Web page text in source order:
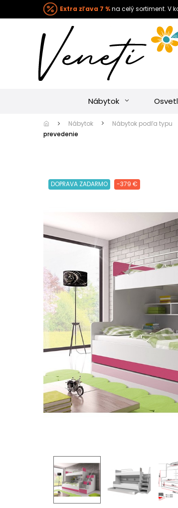
Extra zľava 7 %na celý sortiment. V
Nábytok
Nábytok Nábytok podľa typu
prevedenie
DOPRAVA ZADARMO -379 €